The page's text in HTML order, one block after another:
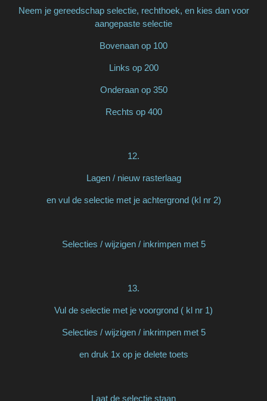
Neem je gereedschap selectie, rechthoek, en kies dan voor
aangepaste selectie
Bovenaan op 100
Links op 200
Onderaan op 350
Rechts op 400
12.
Lagen / nieuw rasterlaag
en vul de selectie met je achtergrond (kl nr 2)
Selecties / wijzigen / inkrimpen met 5
13.
Vul de selectie met je voorgrond ( kl nr 1)
Selecties / wijzigen / inkrimpen met 5
en druk 1x op je delete toets
Laat de selectie staan